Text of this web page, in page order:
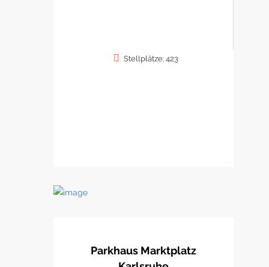
Stellplätze: 423
Parkhaus Marktplatz